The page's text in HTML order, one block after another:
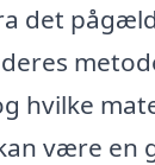
det
hvilke
være en